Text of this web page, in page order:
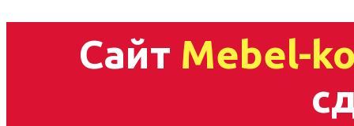
Сайт Mebel-